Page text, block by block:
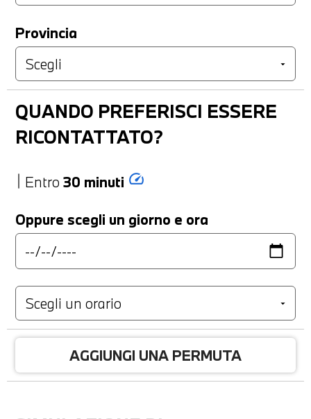
Provincia
QUANDO PREFERISCI ESSERE
RICONTATTATO?
Entro 30 minuti speed
Oppure scegli un giorno e ora
AGGIUNGI UNA PERMUTA